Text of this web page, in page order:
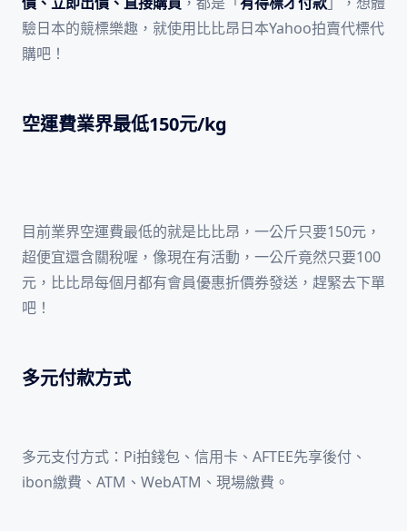
驗日本的競標樂趣，就使用比比昂日本Yahoo拍賣代標代
購吧！
空運費業界最低150元/kg
目前業界空運費最低的就是比比昂，一公斤只要150元，
超便宜還含關稅喔，像現在有活動，一公斤竟然只要100
元，比比昂每個月都有會員優惠折價券發送，趕緊去下單
吧！
多元付款方式
多元支付方式：Pi拍錢包、信用卡、AFTEE先享後付、
ibon繳費、ATM、WebATM、現場繳費。